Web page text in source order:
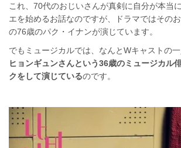
これ、70代のおじいさんが真剣に自分が本当
エを始めるお話なのですが、ドラマではその
の76歳のパク・イナンが演じています。
でもミュージカルでは、なんとWキャストの一
ヒョンギュンさんという36歳のミュージカル
クをして演じているのです。